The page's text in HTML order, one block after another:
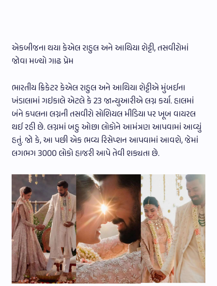
એકબીજના થયા કેએલ રાહુલ અને આથિયા શેટ્ટી, તસવીરોમાં
જોવા મળ્યો ગાઢ પ્રેમ
ભારતીય ક્રિકેટર કેએલ રાહુલ અને આથિયા શેટ્ટીએ મુંબઈના
ખંડાલામાં ગઇકાલે એટલે કે 23 જાન્યુઆરીએ લગ્ન કર્યા. હાલમાં
બંને કપલના લગ્નની તસવીરો સોશિયલ મીડિયા પર ખૂબ વાયરલ
થઈ રહી છે. લગ્નમાં બહુ ઓછા લોકોને આમંત્રણ આપવામાં આવ્યું
હતું. જો કે, આ પછી એક ભવ્ય રિસેપ્શન આપવામાં આવશે, જેમાં
લગભગ 3000 લોકો હાજરી આપે તેવી શક્યતા છે.